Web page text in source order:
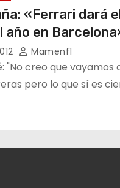
«Ferrari dará
año en
Mamenf1
"No creo que vayamos
pero lo que sí es